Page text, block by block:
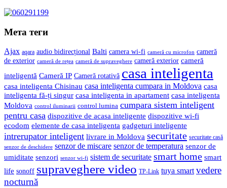
Мета теги
Ajax aqara audio bidirecțional Balti camera wi-fi cameră cu microfon cameră
de exterior cameră de rețea cameră de supraveghere cameră exterior cameră
inteligentă Cameră IP Cameră rotativă casa inteligenta
casa inteligenta Chisinau casa inteligenta cumpara in Moldova casa
inteligenta fă-ți singur casa inteligenta in apartament casa inteligenta
Moldova control iluminarii control lumina cumpara sistem inteligent
pentru casa dispozitive de acasa inteligente dispozitive wi-fi
ecodom elemente de casa inteligenta gadgeturi inteligente
intrerupator inteligent livrare in Moldova securitate securitate casă
senzor de deschidere senzor de miscare senzor de temperatura senzor de
umiditate senzori senzor wi-fi sistem de securitate smart home smart
life sonoff supraveghere video TP-Link tuya smart vedere
nocturnă